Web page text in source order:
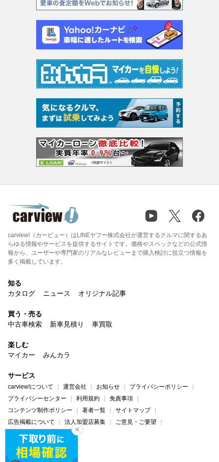
carview!（カービュー）はLINEヤフー株式会社が運営するクルマに関するあ
らゆる情報やサービスを提供するサイトです。価格やスペックなどの公式情
報から、ユーザーや専門家のリアルなレビューまで購入検討に役立つ情報を
多く掲載しています。
知る
カタログ
ニュース オリジナル記事
買う・売る
中古車検索
新車見積り 車買取
楽しむ
マイカー
みんカラ
サービス
carview!について 運営会社 お知らせ
プライバシーポリシー
プライバシーセンター
利用規約
免責事項
コンテンツ制作ポリシー
著者一覧
サイトマップ
広告掲載について
法人加盟店募集
ご意見・ご要望
ヘルプ・お問い合わせ
carview! Yahoo! JAPAN